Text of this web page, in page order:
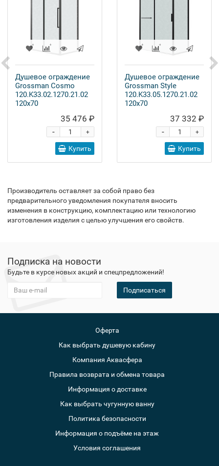
Душевое ограждение
Grossman Cosmo
120.K33.02.1270.21.02
120x70
35 476 ₽
+
-
Купить
Душевое ограждение
Grossman Style
120.K33.05.1270.21.02
120x70
37 332 ₽
+
-
Купить
Производитель оставляет за собой право без
предварительного уведомления покупателя вносить
изменения в конструкцию, комплектацию или технологию
изготовления изделия с целью улучшения его свойств.
Подписка на новости
Будьте в курсе новых акций и спецпредложений!
Подписаться
Оферта
Как выбрать душевую кабину
Компания Аквасфера
Правила возврата и обмена товара
Информация о доставке
Как выбрать чугунную ванну
Политика безопасности
Информация о подъёме на этаж
Условия соглашения